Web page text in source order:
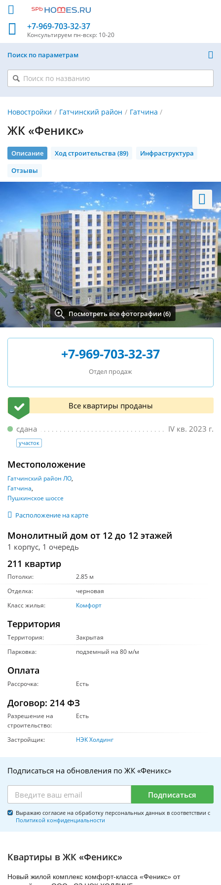
+7-969-703-32-37
Консультируем пн-вскр: 10-20
Поиск по параметрам
Новостройки Гатчинский район Гатчина
ЖК «Феникс»
Описание Ход строительства (89)
Инфраструктура
Отзывы
Посмотреть все фотографии (6)
+7-969-703-32-37
Отдел продаж
Все квартиры проданы
IV кв. 2023 г.
сдана
участок
Местоположение
Гатчинский район ЛО
Гатчина
Пушкинское шоссе
Расположение на карте
Монолитный дом от 12 до 12 этажей
1 корпус, 1 очередь
211 квартир
Потолки:
2.85 м
Отделка:
черновая
Класс жилья:
Комфорт
Территория
Территория:
Закрытая
Парковка:
подземный на 80 м/м
Оплата
Рассрочка: Есть
Договор: 214 ФЗ
Разрешение на
строительство:
Есть
Застройщик: НЭК Холдинг
Подписаться на обновления по ЖК «Феникс»
Подписаться
Выражаю согласие на обработку персональных данных в соответствии с
Политикой конфиденциальности
Квартиры в ЖК «Феникс»
Новый жилой комплекс комфорт-класса «Феникс» от